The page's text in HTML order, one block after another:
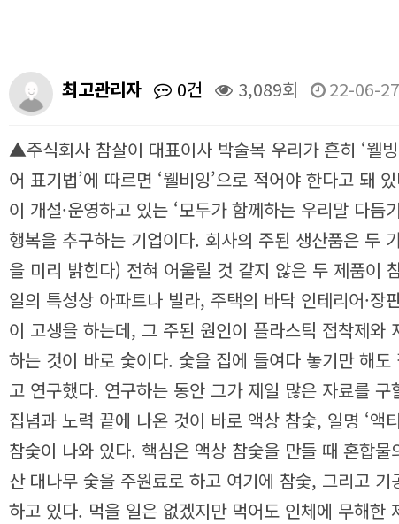
최고관리자 0건 3,089회 22-06-
▲주식회사 참살이 대표이사 박술목 우리가 흔히 ‘웰
어 표기법’에 따르면 ‘웰비잉’으로 적어야 한다고 돼
이 개설·운영하고 있는 ‘모두가 함께하는 우리말 다듬
행복을 추구하는 기업이다. 회사의 주된 생산품은 두
을 미리 밝힌다) 전혀 어울릴 것 같지 않은 두 제품이
일의 특성상 아파트나 빌라, 주택의 바닥 인테리어·
이 고생을 하는데, 그 주된 원인이 플라스틱 접착제와
하는 것이 바로 숯이다. 숯을 집에 들여다 놓기만 해
고 연구했다. 연구하는 동안 그가 제일 많은 자료를
집념과 노력 끝에 나온 것이 바로 액상 참숯, 일명 ‘액
참숯이 나와 있다. 핵심은 액상 참숯을 만들 때 혼합
산 대나무 숯을 주원료로 하고 여기에 참숯, 그리고
하고 있다. 먹을 일은 없겠지만 먹어도 인체에 무해한